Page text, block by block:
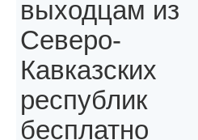
выходцам из
Северо-
Кавказских
республик
бесплатно